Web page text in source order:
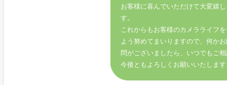
お客様に喜んでいただけて大変嬉
す。
これからもお客様のカメラライフ
よう努めてまいりますので、何か
問がございましたら、いつでもご
今後ともよろしくお願いいたしま